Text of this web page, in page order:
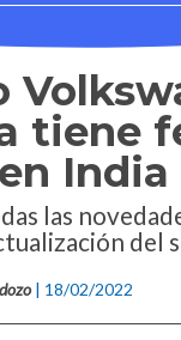
tiene
India
las
del
| 18/02/2022